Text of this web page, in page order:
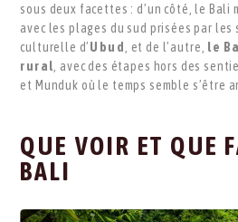
sous deux facettes : d’un côté, le Bali
avec les plages du sud prisées par
culturelle d’Ubud , et de l’autre,
le
rural , avec des étapes hors des
et Munduk où le temps semble s’être
QUE VOIR ET QUE
BALI